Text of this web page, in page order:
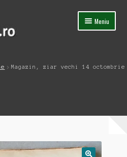
Meniu
Magazin, ziar vechi 14 octombrie